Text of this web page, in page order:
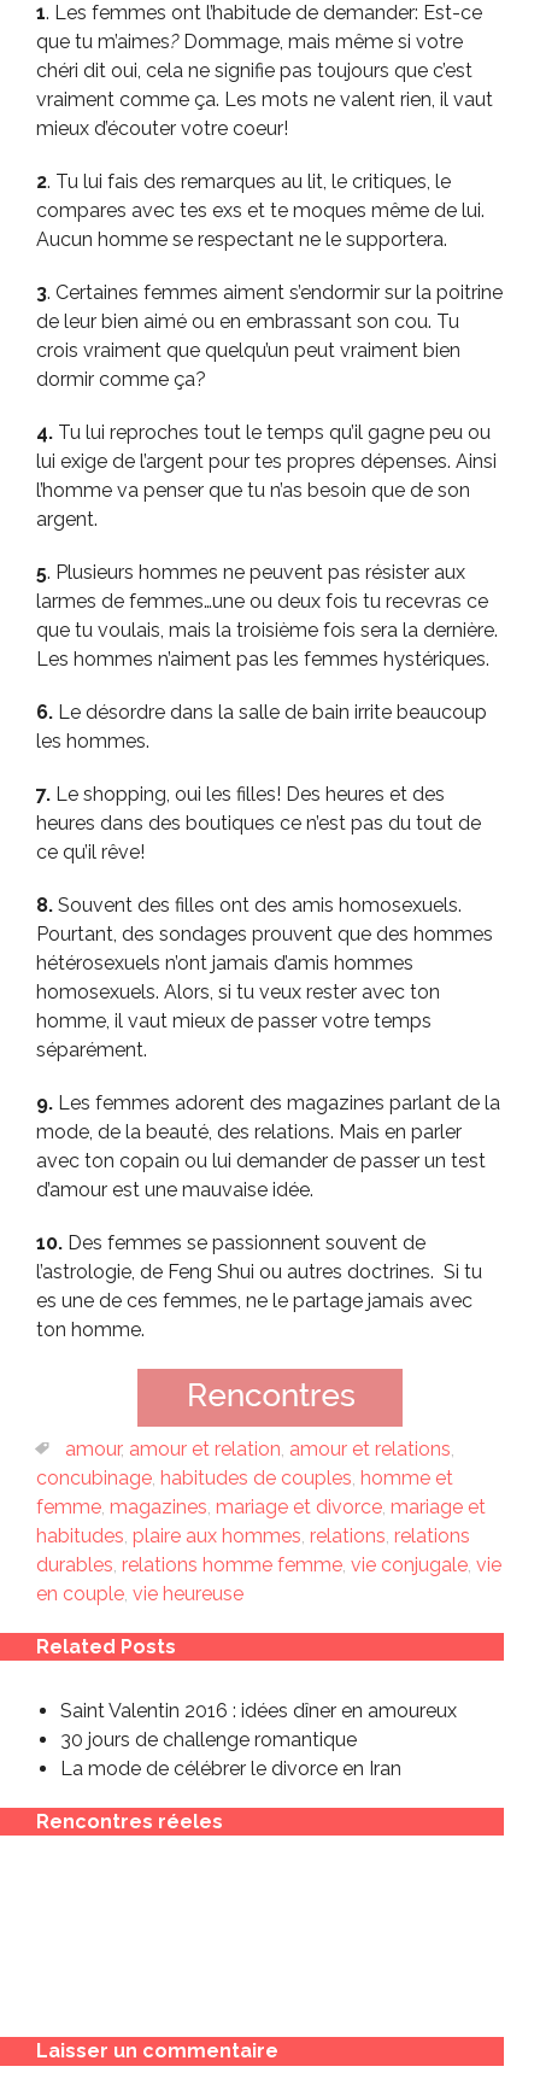
1. Les femmes ont l’habitude de demander: Est-ce
que tu m’aimes? Dommage, mais même si votre
chéri dit oui, cela ne signifie pas toujours que c’est
vraiment comme ça. Les mots ne valent rien, il vaut
mieux d’écouter votre coeur!
2. Tu lui fais des remarques au lit, le critiques, le
compares avec tes exs et te moques même de lui.
Aucun homme se respectant ne le supportera.
3. Certaines femmes aiment s’endormir sur la poitrine
de leur bien aimé ou en embrassant son cou. Tu
crois vraiment que quelqu’un peut vraiment bien
dormir comme ça?
4. Tu lui reproches tout le temps qu’il gagne peu ou
lui exige de l’argent pour tes propres dépenses. Ainsi
l’homme va penser que tu n’as besoin que de son
argent.
5. Plusieurs hommes ne peuvent pas résister aux
larmes de femmes…une ou deux fois tu recevras ce
que tu voulais, mais la troisième fois sera la dernière.
Les hommes n’aiment pas les femmes hystériques.
6. Le désordre dans la salle de bain irrite beaucoup
les hommes.
7. Le shopping, oui les filles! Des heures et des
heures dans des boutiques ce n’est pas du tout de
ce qu’il rêve!
8. Souvent des filles ont des amis homosexuels.
Pourtant, des sondages prouvent que des hommes
hétérosexuels n’ont jamais d’amis hommes
homosexuels. Alors, si tu veux rester avec ton
homme, il vaut mieux de passer votre temps
séparément.
9. Les femmes adorent des magazines parlant de la
mode, de la beauté, des relations. Mais en parler
avec ton copain ou lui demander de passer un test
d’amour est une mauvaise idée.
10. Des femmes se passionnent souvent de
l’astrologie, de Feng Shui ou autres doctrines. Si tu
es une de ces femmes, ne le partage jamais avec
ton homme.
amour, amour et relation, amour et relations,
concubinage, habitudes de couples, homme et
femme, magazines, mariage et divorce, mariage et
habitudes, plaire aux hommes, relations, relations
durables, relations homme femme, vie conjugale, vie
en couple, vie heureuse
Related Posts
Saint Valentin 2016 : idées dîner en amoureux
30 jours de challenge romantique
La mode de célébrer le divorce en Iran
Rencontres réeles
Laisser un commentaire